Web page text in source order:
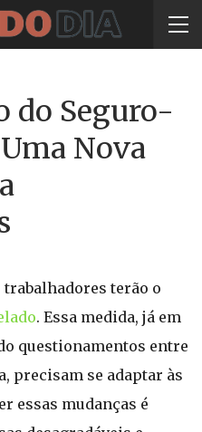
do Seguro-
Nova
terão o
. Essa medida, já em
questionamentos entre
precisam se adaptar às
essas mudanças é